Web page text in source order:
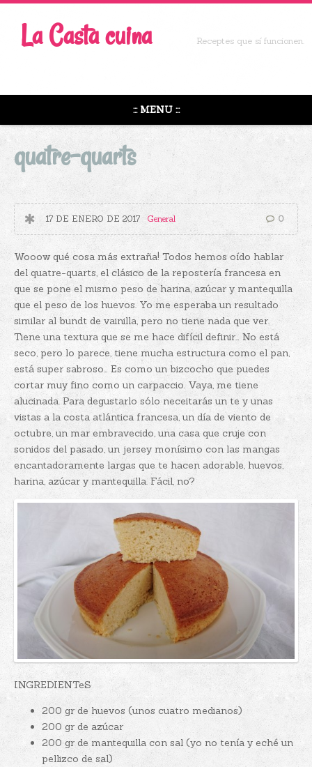
La Casta cuina Receptes que sí funcionen.
::: MENU :::
quatre-quarts
17 DE ENERO DE 2017 General 0
Wooow qué cosa más extraña! Todos hemos oído hablar
del quatre-quarts, el clásico de la repostería francesa en
que se pone el mismo peso de harina, azúcar y mantequilla
que el peso de los huevos. Yo me esperaba un resultado
similar al bundt de vainilla, pero no tiene nada que ver.
Tiene una textura que se me hace difícil definir… No está
seco, pero lo parece, tiene mucha estructura como el pan,
está super sabroso… Es como un bizcocho que puedes
cortar muy fino como un carpaccio. Vaya, me tiene
alucinada. Para degustarlo sólo neceitarás un te y unas
vistas a la costa atlántica francesa, un día de viento de
octubre, un mar embravecido, una casa que cruje con
sonidos del pasado, un jersey monísimo con las mangas
encantadoramente largas que te hacen adorable, huevos,
harina, azúcar y mantequilla. Fácil, no?
INGREDIENTeS
200 gr de huevos (unos cuatro medianos)
200 gr de azúcar
200 gr de mantequilla con sal (yo no tenía y eché un
pellizco de sal)